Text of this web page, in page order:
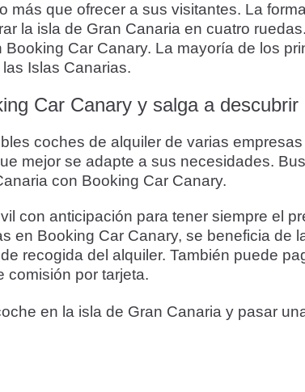
más que ofrecer a sus visitantes. La
la isla de Gran Canaria en cuatro
Car Canary. La mayoría de los
Islas Canarias.
Car Canary y salga a
coches de alquiler de varias
mejor se adapte a sus necesidades.
con Booking Car Canary.
con anticipación para tener siempre el
en Booking Car Canary, se beneficia de
recogida del alquiler. También puede
comisión por tarjeta.
en la isla de Gran Canaria y pasar